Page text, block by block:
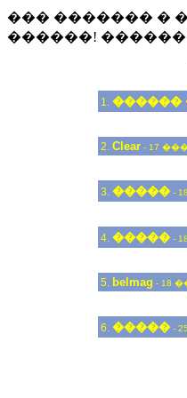
��� ������� �
������!
1. ������
2. Clear - 17
3. �����-
4. �����-
5. belmag - 18
6. �����-